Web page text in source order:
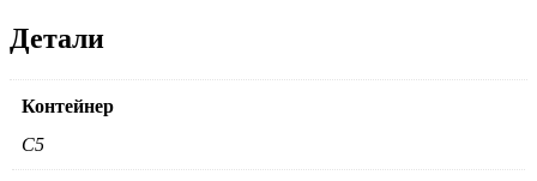
Детали
Контейнер
C5